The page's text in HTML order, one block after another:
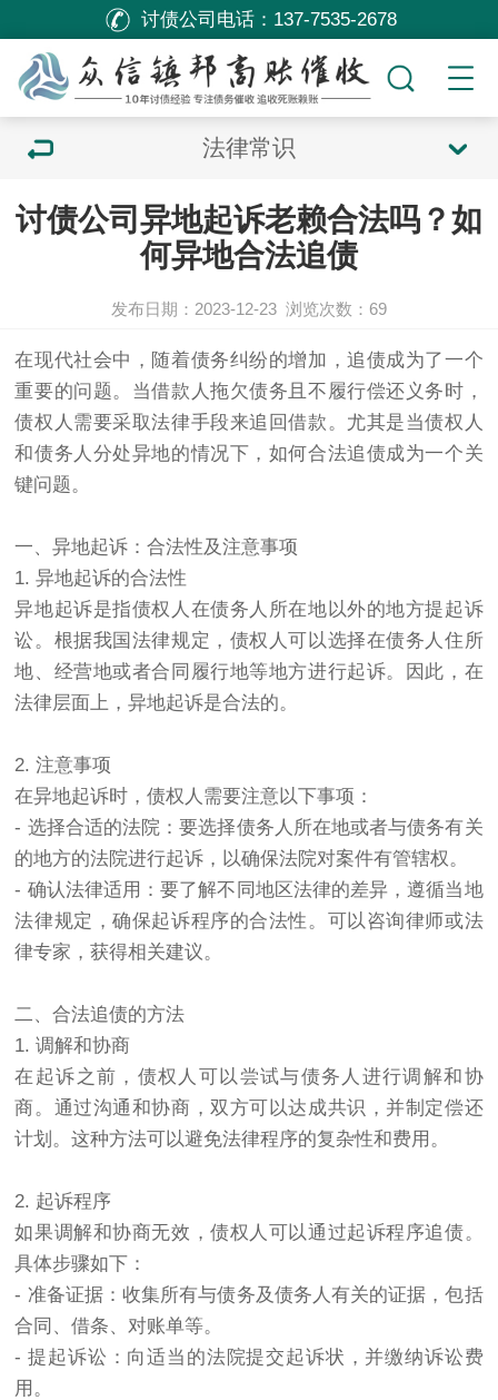
讨债公司电话： 137-7535-2678
法律常识
讨债公司异地起诉老赖合法吗？如
何异地合法追债
发布日期：2023-12-23 浏览次数： 69
在现代社会中，随着债务纠纷的增加，追债成为了一个
重要的问题。当借款人拖欠债务且不履行偿还义务时，
债权人需要采取法律手段来追回借款。尤其是当债权人
和债务人分处异地的情况下，如何合法追债成为一个关
键问题。
一、异地起诉：合法性及注意事项
1. 异地起诉的合法性
异地起诉是指债权人在债务人所在地以外的地方提起诉
讼。根据我国法律规定，债权人可以选择在债务人住所
地、经营地或者合同履行地等地方进行起诉。因此，在
法律层面上，异地起诉是合法的。
2. 注意事项
在异地起诉时，债权人需要注意以下事项：
- 选择合适的法院：要选择债务人所在地或者与债务有关
的地方的法院进行起诉，以确保法院对案件有管辖权。
- 确认法律适用：要了解不同地区法律的差异，遵循当地
法律规定，确保起诉程序的合法性。可以咨询律师或法
律专家，获得相关建议。
二、合法追债的方法
1. 调解和协商
在起诉之前，债权人可以尝试与债务人进行调解和协
商。通过沟通和协商，双方可以达成共识，并制定偿还
计划。这种方法可以避免法律程序的复杂性和费用。
2. 起诉程序
如果调解和协商无效，债权人可以通过起诉程序追债。
具体步骤如下：
- 准备证据：收集所有与债务及债务人有关的证据，包括
合同、借条、对账单等。
- 提起诉讼：向适当的法院提交起诉状，并缴纳诉讼费
用。